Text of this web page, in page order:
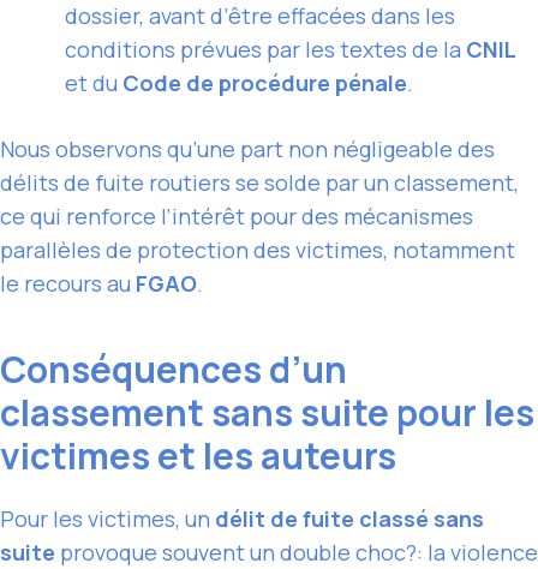
dossier, avant d’être effacées dans les
conditions prévues par les textes de la CNIL
et du Code de procédure pénale.
Nous observons qu’une part non négligeable des
délits de fuite routiers se solde par un classement,
ce qui renforce l’intérêt pour des mécanismes
parallèles de protection des victimes, notamment
le recours au FGAO.
Conséquences d’un
classement sans suite pour les
victimes et les auteurs
Pour les victimes, un délit de fuite classé sans
suite provoque souvent un double choc?: la violence